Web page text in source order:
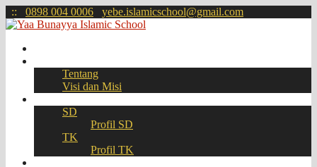
:: 0898 004 0006 yebe.islamicschool@gmail.com
Tentang
Visi dan Misi
SD
Profil SD
TK
Profil TK